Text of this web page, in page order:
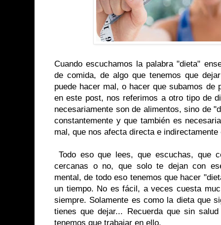
Cuando escuchamos la palabra "dieta"
de comida, de algo que tenemos que
puede hacer mal, o hacer que subamos de
en este post, nos referimos a otro tipo de
necesariamente son de alimentos, sino de
constantemente y que también es
mal, que nos afecta directa e
Todo eso que lees, que escuchas, que
cercanas o no, que solo te dejan con
mental, de todo eso tenemos que hacer
un tiempo. No es fácil, a veces cuesta
siempre. Solamente es como la dieta que
tienes que dejar... Recuerda que sin
tenemos que trabajar en ello.